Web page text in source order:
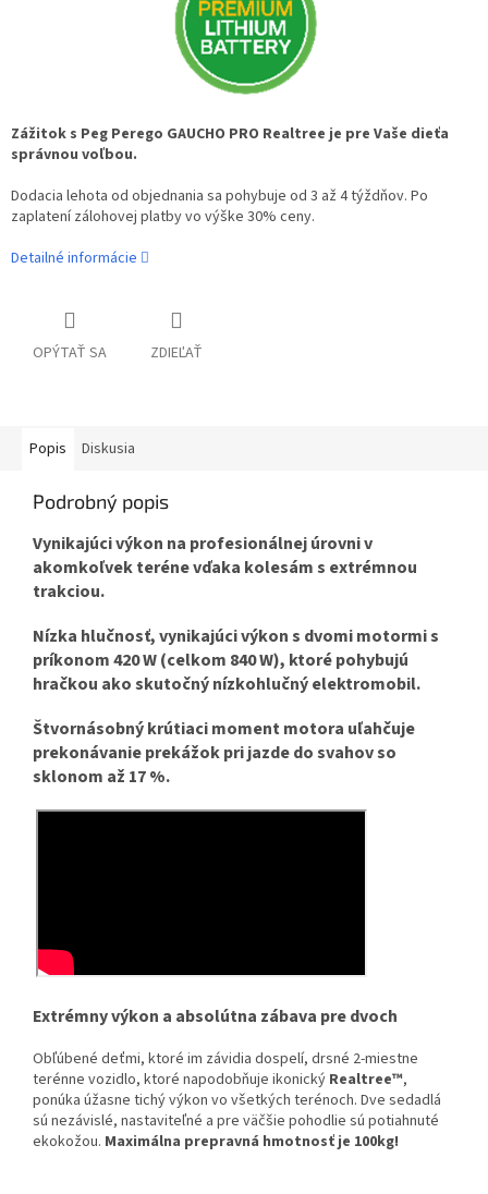
Zážitok s Peg Perego GAUCHO PRO Realtree je pre Vaše dieťa
správnou voľbou.
Dodacia lehota od objednania sa pohybuje od 3 až 4 týždňov. Po
zaplatení zálohovej platby vo výške 30% ceny.
Detailné informácie
OPÝTAŤ SA ZDIEĽAŤ
Popis Diskusia
Podrobný popis
Vynikajúci výkon na profesionálnej úrovni v
akomkoľvek teréne vďaka kolesám s extrémnou
trakciou.
Nízka hlučnosť, vynikajúci výkon s dvomi motormi s
príkonom 420 W (celkom 840 W), ktoré pohybujú
hračkou ako skutočný nízkohlučný elektromobil.
Štvornásobný krútiaci moment motora uľahčuje
prekonávanie prekážok pri jazde do svahov so
sklonom až 17 %.
Extrémny výkon a absolútna zábava pre dvoch
Obľúbené deťmi, ktoré im závidia dospelí, drsné 2-miestne
terénne vozidlo, ktoré napodobňuje ikonický Realtree™,
ponúka úžasne tichý výkon vo všetkých terénoch. Dve sedadlá
sú nezávislé, nastaviteľné a pre väčšie pohodlie sú potiahnuté
ekokožou. Maximálna prepravná hmotnosť je 100kg!